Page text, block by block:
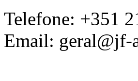
Telefone: +351
Email: geral@jf-